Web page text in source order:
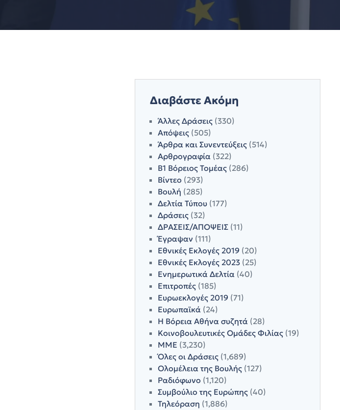
Διαβάστε Ακόμη
Άλλες Δράσεις(330)
Απόψεις(505)
Άρθρα και Συνεντεύξεις(514)
Αρθρογραφία(322)
Β1 Βόρειος Τομέας(286)
Βίντεο (293)
Βουλή (285)
Δελτία Τύπου(177)
Δράσεις(32)
ΔΡΑΣΕΙΣ/ΑΠΟΨΕΙΣ(11)
Έγραψαν (111)
Εθνικές Εκλογές 2019 (20)
Εθνικές Εκλογές 2023(25)
Ενημερωτικά Δελτία(40)
Επιτροπές(185)
Ευρωεκλογές 2019 (71)
Ευρωπαϊκά(24)
Η Βόρεια Αθήνα συζητά(28)
Κοινοβουλευτικές Ομάδες Φιλίας(19)
ΜΜΕ (3,230)
Όλες οι Δράσεις(1,689)
Ολομέλεια της Βουλής(127)
Ραδιόφωνο (1,120)
Συμβούλιο της Ευρώπης(40)
Τηλεόραση (1,886)